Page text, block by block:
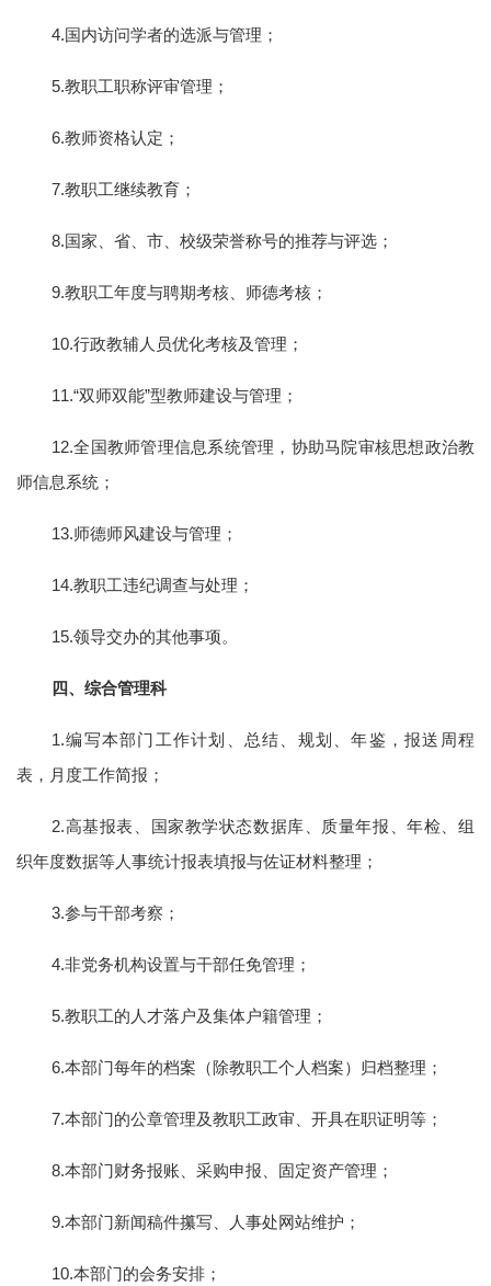
4.国内访问学者的选派与管理；
5.教职工职称评审管理；
6.教师资格认定；
7.教职工继续教育；
8.国家、省、市、校级荣誉称号的推荐与评选；
9.教职工年度与聘期考核、师德考核；
10.行政教辅人员优化考核及管理；
11.“双师双能”型教师建设与管理；
12.全国教师管理信息系统管理，协助马院审核思想政治教
师信息系统；
13.师德师风建设与管理；
14.教职工违纪调查与处理；
15.领导交办的其他事项。
四、综合管理科
1.编写本部门工作计划、总结、规划、年鉴，报送周程
表，月度工作简报；
2.高基报表、国家教学状态数据库、质量年报、年检、组
织年度数据等人事统计报表填报与佐证材料整理；
3.参与干部考察；
4.非党务机构设置与干部任免管理；
5.教职工的人才落户及集体户籍管理；
6.本部门每年的档案（除教职工个人档案）归档整理；
7.本部门的公章管理及教职工政审、开具在职证明等；
8.本部门财务报账、采购申报、固定资产管理；
9.本部门新闻稿件攥写、人事处网站维护；
10.本部门的会务安排；